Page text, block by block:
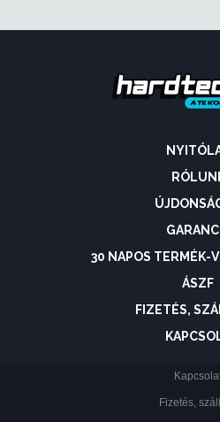
30 NAPOS TERMÉK-
ÁSZF
FIZETÉS,
Fizetés,